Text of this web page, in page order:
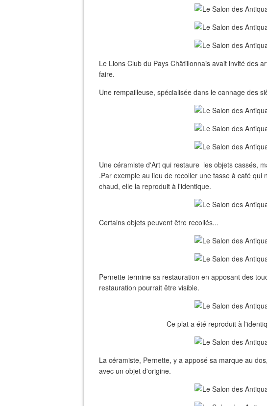
Le Lions Club du Pays Châtillonnais avait invité des
faire.
Une rempailleuse, spécialisée dans le cannage des
Une céramiste d'Art qui restaure les objets cassés,
.Par exemple au lieu de recoller une tasse à café
chaud, elle la reproduit à l'identique.
Certains objets peuvent être recollés...
Pernette termine sa restauration en apposant des
restauration pourrait être visible.
Ce plat a été reproduit à
La céramiste, Pernette, y a apposé sa marque au
avec un objet d'origine.